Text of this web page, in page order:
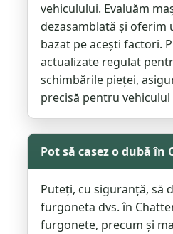
vehiculului. Evaluăm
dezasamblată și oferim
bazat pe acești factori.
actualizate regulat
schimbările pieței,
precisă pentru vehiculul
Pot să casez o dubă în
Puteți, cu siguranță, să
furgoneta dvs. în
furgonete, precum și